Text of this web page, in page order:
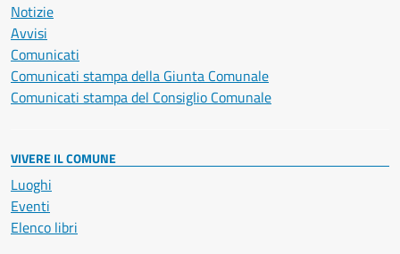
Notizie
Avvisi
Comunicati
Comunicati stampa della Giunta Comunale
Comunicati stampa del Consiglio Comunale
VIVERE IL COMUNE
Luoghi
Eventi
Elenco libri